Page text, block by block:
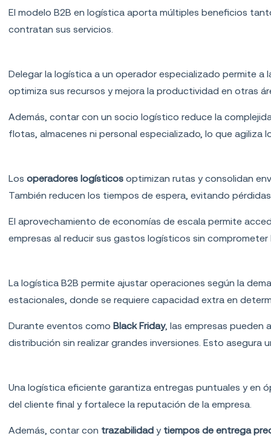
El modelo B2B en logística aporta múltiples beneficios
contratan sus servicios.
Delegar la logística a un operador especializado permite a
optimiza sus recursos y mejora la productividad en otras
Además, contar con un socio logístico reduce la
flotas, almacenes ni personal especializado, lo que agiliza
Losoperadores logísticos optimizan rutas y consolidan
También reducen los tiempos de espera, evitando
El aprovechamiento de economías de escala permite
empresas al reducir sus gastos logísticos sin comprometer
La logística B2B permite ajustar operaciones según la
estacionales, donde se requiere capacidad extra en
Durante eventos comoBlack Friday, las empresas pueden
distribución sin realizar grandes inversiones. Esto asegura
Una logística eficiente garantiza entregas puntuales y en
del cliente final y fortalece la reputación de la empresa.
Además, contar con trazabilidady tiempos de entrega